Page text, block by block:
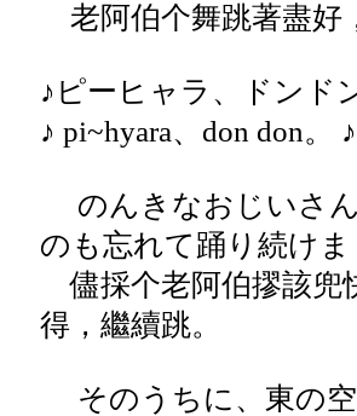
老阿伯个舞跳著盡好
♪ピーヒャラ、ドンド
♪ pi~hyara、don don。
のんきなおじいさ
のも忘れて踊り続け
儘採个老阿伯摎該兜
得，繼續跳。
そのうちに、東の